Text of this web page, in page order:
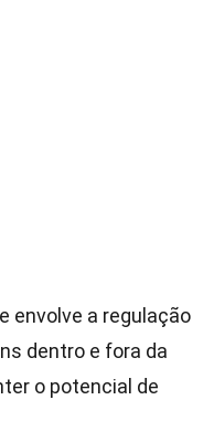
envolve a regulação
dentro e fora da
o potencial de